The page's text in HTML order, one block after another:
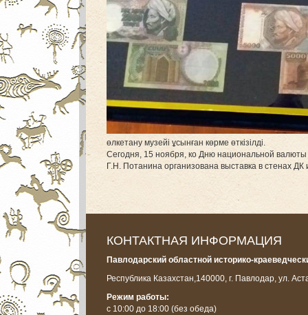
өлкетану музейі ұсынған көрме өткізілді.
Сегодня, 15 ноября, ко Дню национальной
Г.Н. Потанина организована выставка в стенах ДК
КОНТАКТНАЯ ИНФОРМАЦИЯ
Павлодарский областной историко-
Республика Казахстан,140000, г. Павлодар, ул.
Режим работы:
с 10:00 до 18:00 (без обеда)